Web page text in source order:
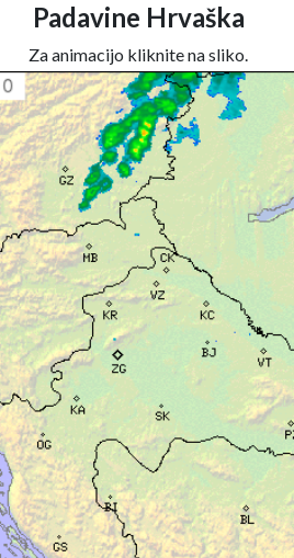
Padavine Hrvaška
Za animacijo kliknite na sliko.